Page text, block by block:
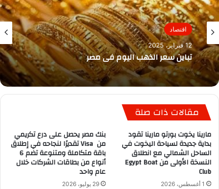
اقتصاد
12 فبراير، 2025
تباين سعر الذهب اليوم في مصر
مقالات ذات صلة
مارينا يخوت بورتو مارينا تقود
بداية جديدة لسياحة اليخوت في
الساحل الشمالي مع انطلاق
النسخة الأولى من Egypt Boat
Club
1 أغسطس، 2026
بنك مصر يحصل على درع تكريمي
من Visa تقديرًا لنجاحه في إطلاق
باقة متكاملة ومتنوعة تضم 6
أنواع من بطاقات الشركات خلال
عام واحد
29 يوليو، 2026